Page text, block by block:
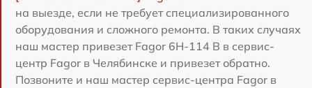
на выезде, если не требует специализированного
оборудования и сложного ремонта. В таких случаях
наш мастер привезет Fagor 6H-114 B в сервис-
центр Fagor в Челябинске и привезет обратно.
Позвоните и наш мастер сервис-центра Fagor в